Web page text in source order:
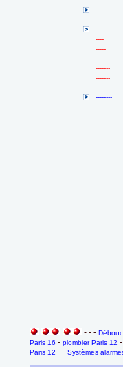
---
----
-----
------
-------
-------
--------
- - -
Paris 16 - plombier Paris 12
Paris 12 - - Systèmes